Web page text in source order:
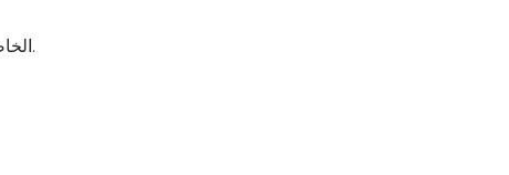
سيدرك Claude أنه يحتاج إلى الوصول إلى بيانات Apple Health الخاصة بك وسيعرض طلب أذونات.